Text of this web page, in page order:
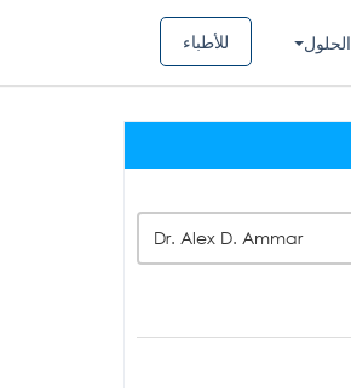
للأطباء الحلول
Dr. Alex D. Ammar